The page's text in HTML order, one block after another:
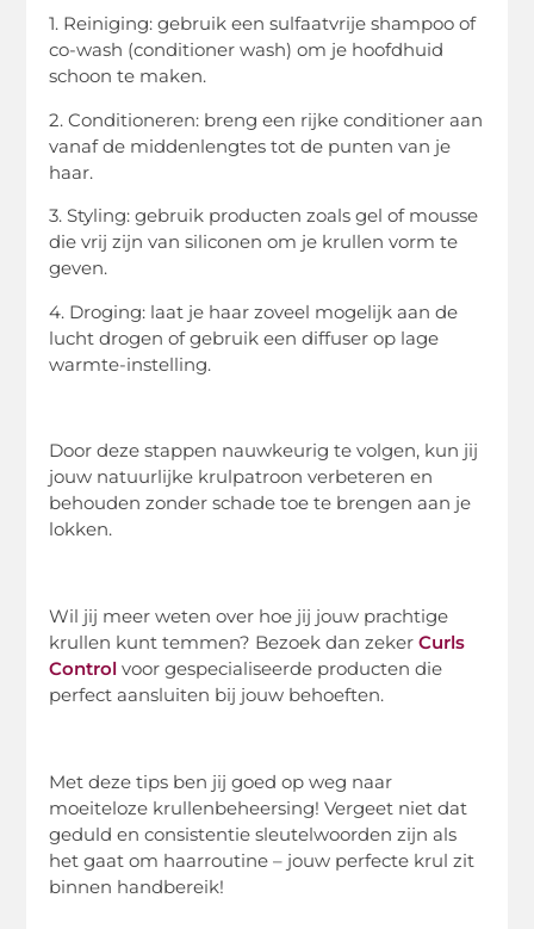
1. Reiniging: gebruik een sulfaatvrije shampoo of
co-wash (conditioner wash) om je hoofdhuid
schoon te maken.
2. Conditioneren: breng een rijke conditioner aan
vanaf de middenlengtes tot de punten van je
haar.
3. Styling: gebruik producten zoals gel of mousse
die vrij zijn van siliconen om je krullen vorm te
geven.
4. Droging: laat je haar zoveel mogelijk aan de
lucht drogen of gebruik een diffuser op lage
warmte-instelling.
Door deze stappen nauwkeurig te volgen, kun jij
jouw natuurlijke krulpatroon verbeteren en
behouden zonder schade toe te brengen aan je
lokken.
Wil jij meer weten over hoe jij jouw prachtige
krullen kunt temmen? Bezoek dan zekerCurls
Control voor gespecialiseerde producten die
perfect aansluiten bij jouw behoeften.
Met deze tips ben jij goed op weg naar
moeiteloze krullenbeheersing! Vergeet niet dat
geduld en consistentie sleutelwoorden zijn als
het gaat om haarroutine – jouw perfecte krul zit
binnen handbereik!